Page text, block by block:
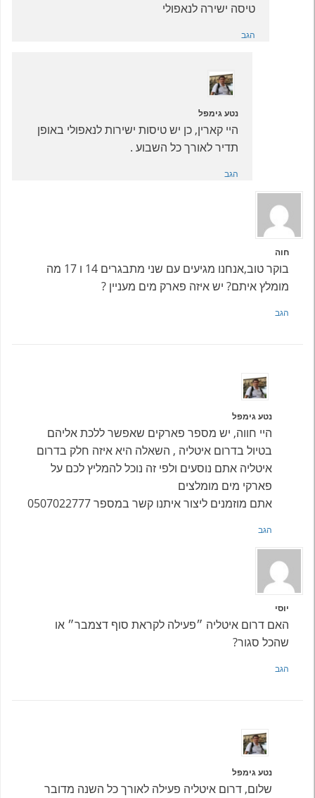
טיסה ישירה לנאפולי
הגב
נטע גימפל
היי קארין, כן יש טיסות ישירות לנאפולי באופן
תדיר לאורך כל השבוע .
הגב
חוה
בוקר טוב,אנחנו מגיעים עם שני מתבגרים 14 ו 17 מה
מומלץ איתם? יש איזה פארק מים מעניין ?
הגב
נטע גימפל
היי חווה, יש מספר פארקים שאפשר ללכת אליהם
בטיול בדרום איטליה , השאלה היא איזה חלק בדרום
איטליה אתם נוסעים ולפי זה נוכל להמליץ לכם על
פארקי מים מומלצים
אתם מוזמנים ליצור איתנו קשר במספר 0507022777
הגב
יוסי
האם דרום איטליה ״פעילה לקראת סוף דצמבר״ או
שהכל סגור?
הגב
נטע גימפל
שלום, דרום איטליה פעילה לאורך כל השנה מדובר